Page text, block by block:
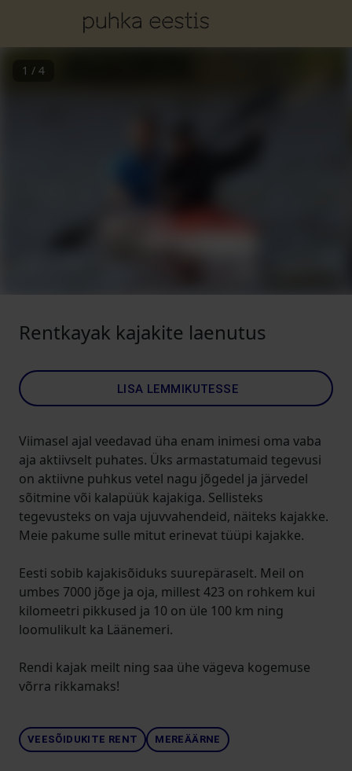
1 / 4
Rentkayak kajakite laenutus
LISA LEMMIKUTESSE
Viimasel ajal veedavad üha enam inimesi oma vaba
aja aktiivselt puhates. Üks armastatumaid tegevusi
on aktiivne puhkus vetel nagu jõgedel ja järvedel
sõitmine või kalapüük kajakiga. Sellisteks
tegevusteks on vaja ujuvvahendeid, näiteks kajakke.
Meie pakume sulle mitut erinevat tüüpi kajakke.
Eesti sobib kajakisõiduks suurepäraselt. Meil on
umbes 7000 jõge ja oja, millest 423 on rohkem kui
kilomeetri pikkused ja 10 on üle 100 km ning
loomulikult ka Läänemeri.
Rendi kajak meilt ning saa ühe vägeva kogemuse
võrra rikkamaks!
VEESÕIDUKITE RENT MEREÄÄRNE